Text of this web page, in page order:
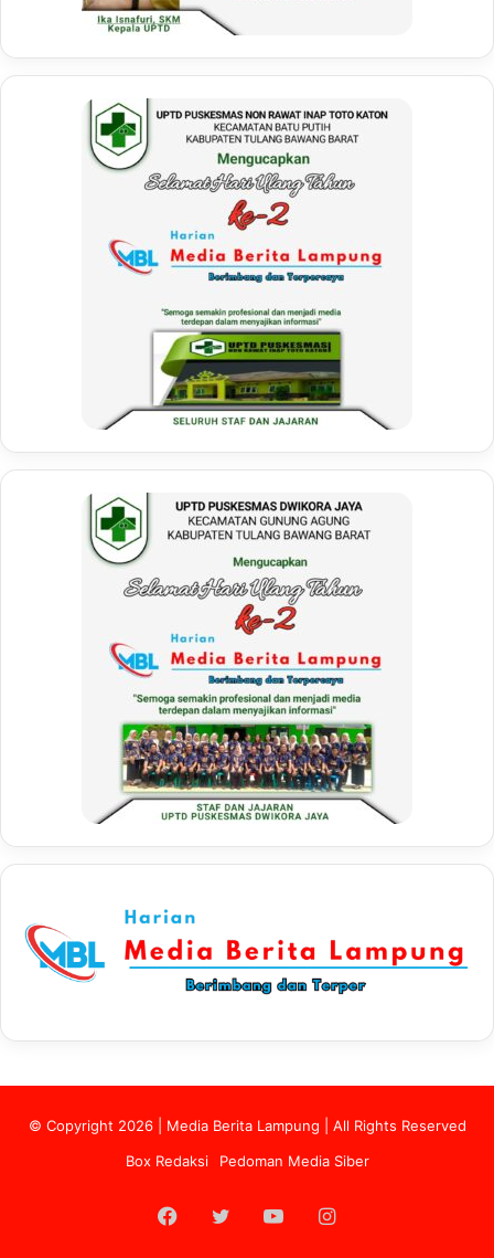
© Copyright 2026 | Media Berita Lampung | All Rights Reserved
Box Redaksi
Pedoman Media Siber
Facebook
TwitterYouTubeInstagram